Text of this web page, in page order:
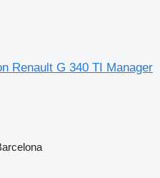
Renault G 340 TI Manager